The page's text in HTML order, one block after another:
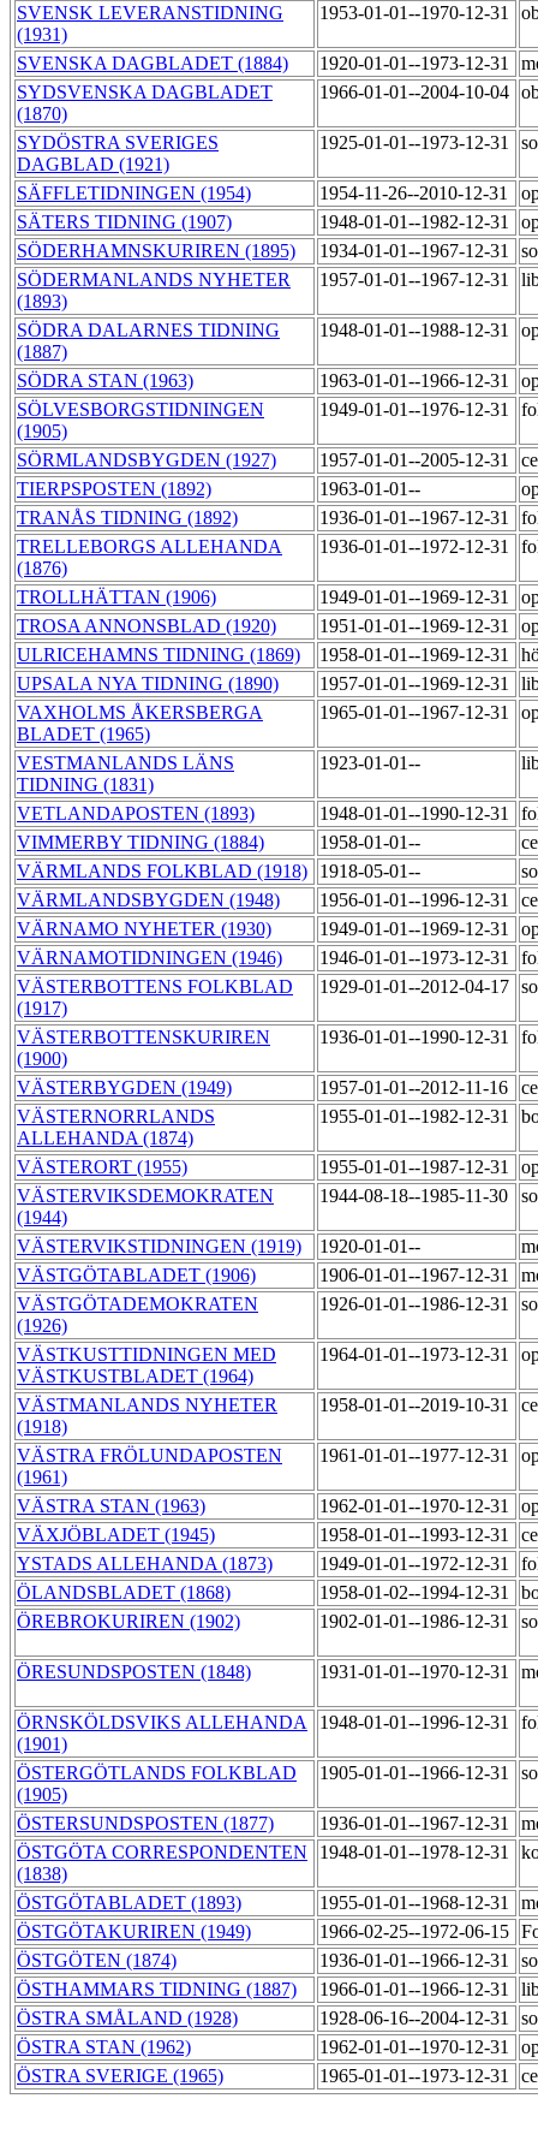
SVENSK LEVERANSTIDNING
(1931)
1953-01-01--1970-12-31
SVENSKA DAGBLADET (1884) 1920-01-01--1973-12-31
SYDSVENSKA DAGBLADET
(1870)
1966-01-01--2004-10-04
SYDÖSTRA SVERIGES
DAGBLAD (1921)
1925-01-01--1973-12-31
SÄFFLETIDNINGEN (1954) 1954-11-26--2010-12-31
SÄTERS TIDNING (1907)
1948-01-01--1982-12-31
SÖDERHAMNSKURIREN (1895)
1934-01-01--1967-12-31
SÖDERMANLANDS NYHETER
(1893)
1957-01-01--1967-12-31
SÖDRA DALARNES TIDNING
(1887)
1948-01-01--1988-12-31
SÖDRA STAN (1963) 1963-01-01--1966-12-31
SÖLVESBORGSTIDNINGEN
(1905)
1949-01-01--1976-12-31
SÖRMLANDSBYGDEN (1927) 1957-01-01--2005-12-31
TIERPSPOSTEN (1892)
1963-01-01--
TRANÅS TIDNING (1892)
1936-01-01--1967-12-31
TRELLEBORGS ALLEHANDA
(1876)
1936-01-01--1972-12-31
TROLLHÄTTAN (1906) 1949-01-01--1969-12-31
TROSA ANNONSBLAD (1920)
1951-01-01--1969-12-31
ULRICEHAMNS TIDNING (1869)
1958-01-01--1969-12-31
UPSALA NYA TIDNING (1890)
1957-01-01--1969-12-31
VAXHOLMS ÅKERSBERGA
BLADET (1965)
1965-01-01--1967-12-31
VESTMANLANDS LÄNS
TIDNING (1831)
1923-01-01--
VETLANDAPOSTEN (1893) 1948-01-01--1990-12-31
VIMMERBY TIDNING (1884)
1958-01-01--
VÄRMLANDS FOLKBLAD (1918)
1918-05-01--
VÄRMLANDSBYGDEN (1948)
1956-01-01--1996-12-31
VÄRNAMO NYHETER (1930)
1949-01-01--1969-12-31
VÄRNAMOTIDNINGEN (1946)
1946-01-01--1973-12-31
VÄSTERBOTTENS FOLKBLAD
(1917)
1929-01-01--2012-04-17
VÄSTERBOTTENSKURIREN
(1900)
1936-01-01--1990-12-31
VÄSTERBYGDEN (1949) 1957-01-01--2012-11-16
VÄSTERNORRLANDS
ALLEHANDA (1874)
1955-01-01--1982-12-31
VÄSTERORT (1955) 1955-01-01--1987-12-31
VÄSTERVIKSDEMOKRATEN
(1944)
1944-08-18--1985-11-30
VÄSTERVIKSTIDNINGEN (1919) 1920-01-01--
VÄSTGÖTABLADET (1906)
1906-01-01--1967-12-31
VÄSTGÖTADEMOKRATEN
(1926)
1926-01-01--1986-12-31
VÄSTKUSTTIDNINGEN MED
VÄSTKUSTBLADET (1964)
1964-01-01--1973-12-31
VÄSTMANLANDS NYHETER
(1918)
1958-01-01--2019-10-31
VÄSTRA FRÖLUNDAPOSTEN
(1961)
1961-01-01--1977-12-31
VÄSTRA STAN (1963) 1962-01-01--1970-12-31
VÄXJÖBLADET (1945)
1958-01-01--1993-12-31
YSTADS ALLEHANDA (1873)
1949-01-01--1972-12-31
ÖLANDSBLADET (1868)
1958-01-02--1994-12-31
ÖREBROKURIREN (1902)
1902-01-01--1986-12-31
ÖRESUNDSPOSTEN (1848) 1931-01-01--1970-12-31
ÖRNSKÖLDSVIKS ALLEHANDA
(1901)
1948-01-01--1996-12-31
ÖSTERGÖTLANDS FOLKBLAD
(1905)
1905-01-01--1966-12-31
ÖSTERSUNDSPOSTEN (1877) 1936-01-01--1967-12-31
ÖSTGÖTA CORRESPONDENTEN
(1838)
1948-01-01--1978-12-31
ÖSTGÖTABLADET (1893) 1955-01-01--1968-12-31
ÖSTGÖTAKURIREN (1949)
1966-02-25--1972-06-15
ÖSTGÖTEN (1874)
1936-01-01--1966-12-31
ÖSTHAMMARS TIDNING (1887)
1966-01-01--1966-12-31
ÖSTRA SMÅLAND (1928)
1928-06-16--2004-12-31
ÖSTRA STAN (1962)
1962-01-01--1970-12-31
ÖSTRA SVERIGE (1965)
1965-01-01--1973-12-31